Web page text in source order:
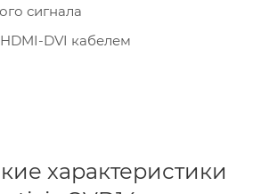
сигнала
DVI кабелем
характеристики